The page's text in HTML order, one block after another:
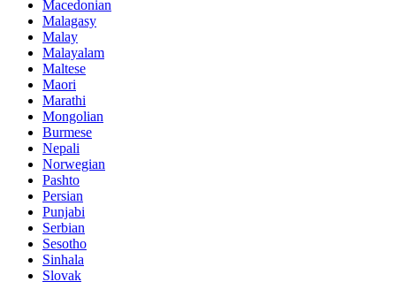
Macedonian
Malagasy
Malay
Malayalam
Maltese
Maori
Marathi
Mongolian
Burmese
Nepali
Norwegian
Pashto
Persian
Punjabi
Serbian
Sesotho
Sinhala
Slovak